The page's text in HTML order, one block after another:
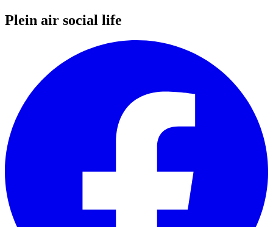
Plein air social life